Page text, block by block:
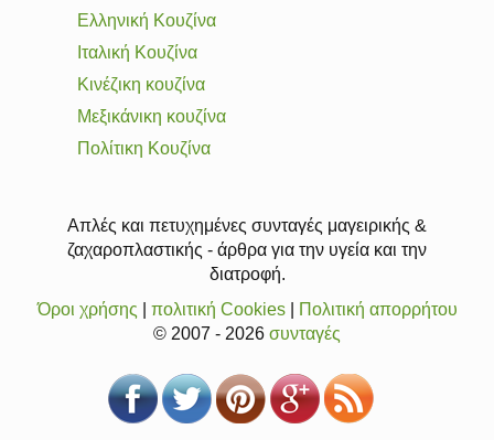
Ελληνική Κουζίνα
Ιταλική Κουζίνα
Κινέζικη κουζίνα
Μεξικάνικη κουζίνα
Πολίτικη Κουζίνα
Απλές και πετυχημένες συνταγές μαγειρικής &
ζαχαροπλαστικής - άρθρα για την υγεία και την
διατροφή.
Όροι χρήσης
πολιτική Cookies|
Πολιτική απορρήτου
© 2007 - 2026 συνταγές